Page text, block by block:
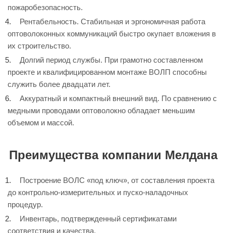
пожаробезопасность.
Рентабельность. Стабильная и эргономичная работа
оптоволоконных коммуникаций быстро окупает вложения в
их строительство.
Долгий период службы. При грамотно составленном
проекте и квалифицированном монтаже ВОЛП способны
служить более двадцати лет.
Аккуратный и компактный внешний вид. По сравнению с
медными проводами оптоволокно обладает меньшим
объемом и массой.
Преимущества компании Мелдана
Построение ВОЛС «под ключ», от составления проекта
до контрольно-измерительных и пуско-наладочных
процедур.
Инвентарь, подтвержденный сертификатами
соответствия и качества.